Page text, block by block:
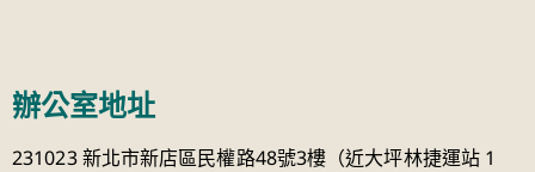
辦公室地址
231023 新北市新店區民權路48號3樓（近大坪林捷運站 1